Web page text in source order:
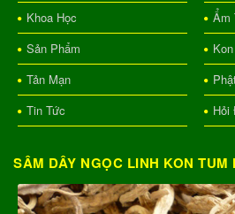
Khoa Học
Ẩm
Sản Phẩm
Tản Mạn
Tin Tức
Hỏi
SÂM DÂY NGỌC LINH KON TUM